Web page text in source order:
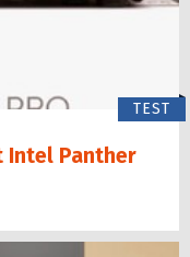
TEST
Intel Panther